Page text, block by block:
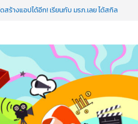
สร้างแอปได้อีก! เรียนกับ มรภ.เลย ได้สกิล
ทคโนโลยี AI!
ลาดมาก!